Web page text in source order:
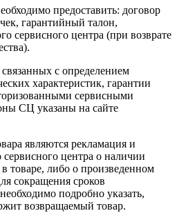
предоставить: договор
гарантийный талон,
сервисного центра (при возврате
с определением
характеристик, гарантии
сервисными
СЦ указаны на сайте
являются рекламация и
центра о наличии
товаре, либо о произведенном
сокращения сроков
подробно указать,
возвращаемый товар.